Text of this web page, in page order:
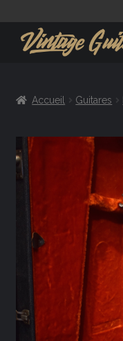
Amplis
Effets
Accueil Guitares